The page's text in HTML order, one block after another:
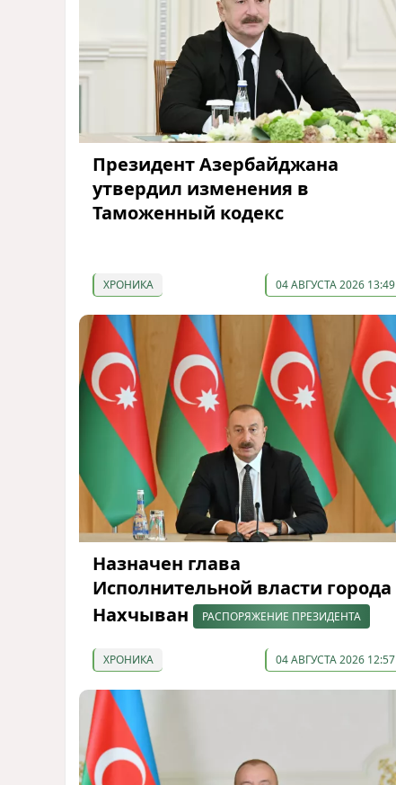
Президент Азербайджана
утвердил изменения в
Таможенный кодекс
ХРОНИКА 04 АВГУСТА 2026 13:49
Назначен глава
Исполнительной власти города
Нахчыван
РАСПОРЯЖЕНИЕ ПРЕЗИДЕНТА
ХРОНИКА 04 АВГУСТА 2026 12:57